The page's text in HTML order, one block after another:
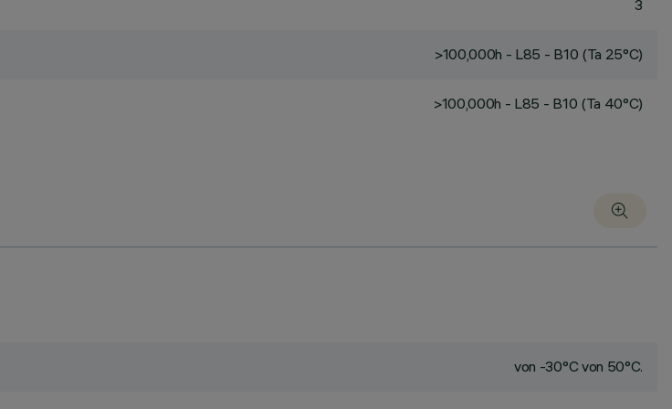
3
>100,000h - L85 - B10 (Ta 25°C)
>100,000h - L85 - B10 (Ta 40°C)
von -30°C von 50°C.